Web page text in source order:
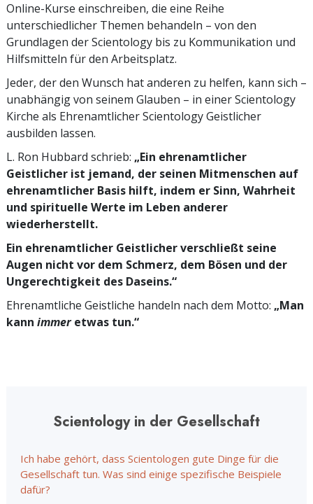
Online-Kurse einschreiben, die eine Reihe
unterschiedlicher Themen behandeln – von den
Grundlagen der Scientology bis zu Kommunikation und
Hilfsmitteln für den Arbeitsplatz.
Jeder, der den Wunsch hat anderen zu helfen, kann sich –
unabhängig von seinem Glauben – in einer Scientology
Kirche als Ehrenamtlicher Scientology Geistlicher
ausbilden lassen.
L. Ron Hubbard schrieb: „Ein ehrenamtlicher
Geistlicher ist jemand, der seinen Mitmenschen auf
ehrenamtlicher Basis hilft, indem er Sinn, Wahrheit
und spirituelle Werte im Leben anderer
wiederherstellt.
Ein ehrenamtlicher Geistlicher verschließt seine
Augen nicht vor dem Schmerz, dem Bösen und der
Ungerechtigkeit des Daseins.“
Ehrenamtliche Geistliche handeln nach dem Motto: „Man
kann immeretwas tun.“
Scientology in der Gesellschaft
Ich habe gehört, dass Scientologen gute Dinge für die
Gesellschaft tun. Was sind einige spezifische Beispiele
dafür?